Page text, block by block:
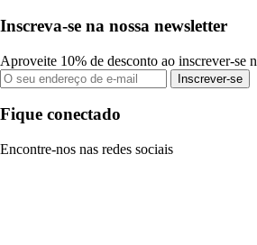
Inscreva-se na nossa newsletter
Aproveite 10% de desconto ao inscrever-se
Inscrever-se
Fique conectado
Encontre-nos nas redes sociais